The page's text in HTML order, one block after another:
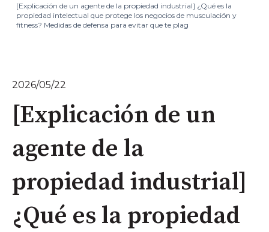
[Explicación de un agente de la propiedad industrial] ¿Qué es la
propiedad intelectual que protege los negocios de musculación y
fitness? Medidas de defensa para evitar que te plag
2026/05/22
[Explicación de un
agente de la
propiedad industrial]
¿Qué es la propiedad